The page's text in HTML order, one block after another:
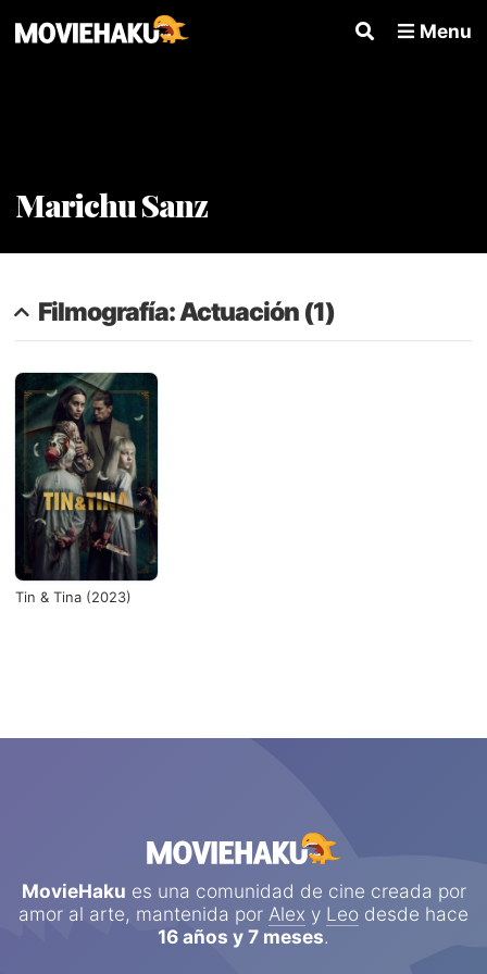
Menu
Marichu Sanz
Filmografía: Actuación (1)
Tin & Tina (2023)
MovieHaku es una comunidad de cine creada por
amor al arte, mantenida por Alex y Leo desde hace
16 años y 7 meses.